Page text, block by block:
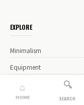
EXPLORE
Minimalism
Equipment
Travel
Work ＆ Money
⌂
HOME
🔍
SEARCH